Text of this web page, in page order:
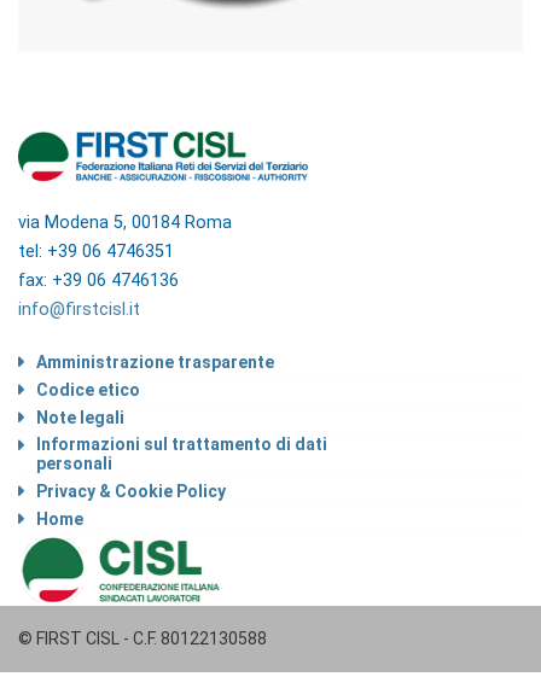
via Modena 5, 00184 Roma
tel: +39 06 4746351
fax: +39 06 4746136
info@firstcisl.it
Amministrazione trasparente
Codice etico
Note legali
Informazioni sul trattamento di dati
personali
Privacy & Cookie Policy
Home
© FIRST CISL - C.F. 80122130588